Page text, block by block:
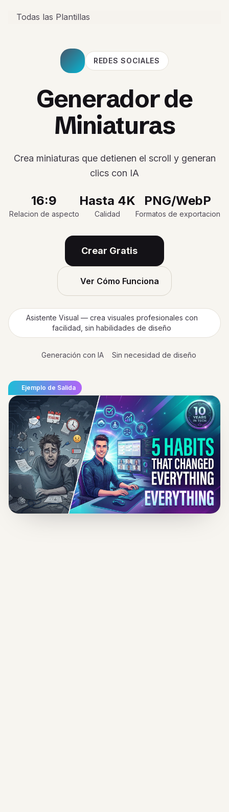
Todas las Plantillas
REDES SOCIALES
Generador de
Miniaturas
Crea miniaturas que detienen el scroll y generan
clics con IA
16:9
Relacion de aspecto
Hasta 4K
Calidad
PNG/WebP
Formatos de exportacion
Crear Gratis
Ver Cómo Funciona
Asistente Visual — crea visuales profesionales con
facilidad, sin habilidades de diseño
Generación con IA Sin necesidad de diseño
Ejemplo de Salida